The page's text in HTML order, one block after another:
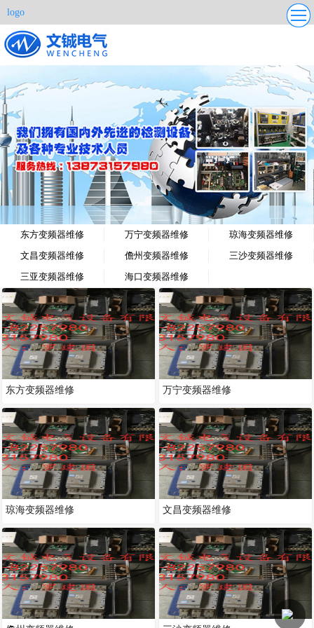
logo 更多
东方变频器维修 万宁变频器维修
琼海变频器维修
文昌变频器维修
儋州变频器维修
三沙变频器维修
三亚变频器维修
海口变频器维修
东方变频器维修
琼海变频器维修
万宁变频器维修
文昌变频器维修